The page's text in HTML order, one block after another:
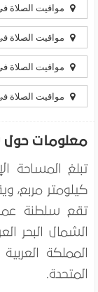
مواقيت
مواقيت الصلاة
مواقيت الصلاة
مواقيت الصلاة
معلومات
تقع سلطنة
الشمال البحر
المملكة
المتحدة.